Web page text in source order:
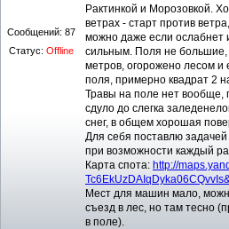
Сообщений: 87
Статус: Offline
Рактинкой и Морозовкой.
ветрах - старт против
можно даже если ослабнет
сильным. Поля не
метров, огорожено лесом и
поля, примерно квадрат 2
Травы на поле нет вообще,
сдуло до слегка
снег, в общем хорошая
Для себя поставлю
при возможности каждый
Карта спота: http://
Мест для машин мало,
съезд в лес, но там тесно
в поле).